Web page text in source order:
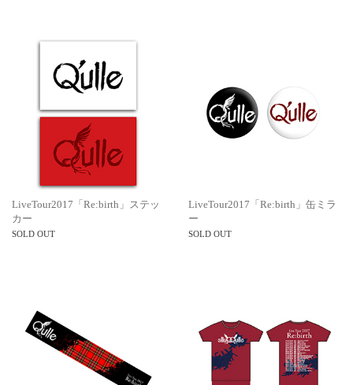
LiveTour2017「Re:birth」ステッ
カー
SOLD OUT
LiveTour2017「Re:birth」缶ミラ
ー
SOLD OUT